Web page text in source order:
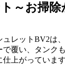
～お掃除
ュレットBV2は
で覆い、タンク
仕上がっていま